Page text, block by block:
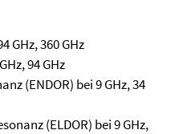
GHz, 360 GHz
94 GHz
(ENDOR) bei 9 GHz, 34
(ELDOR) bei 9 GHz,